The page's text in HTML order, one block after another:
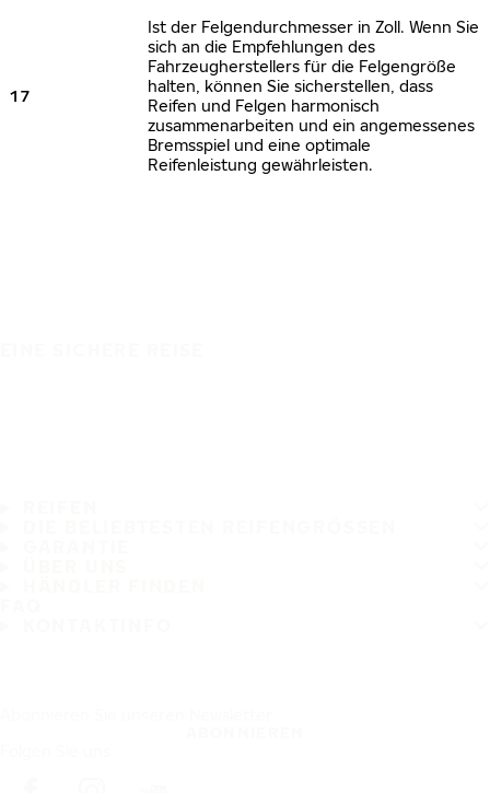
17
Ist der Felgendurchmesser in Zoll. Wenn Sie
sich an die Empfehlungen des
Fahrzeugherstellers für die Felgengröße
halten, können Sie sicherstellen, dass
Reifen und Felgen harmonisch
zusammenarbeiten und ein angemessenes
Bremsspiel und eine optimale
Reifenleistung gewährleisten.